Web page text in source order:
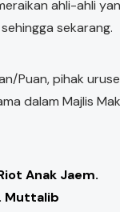
ahli-ahli
sekarang.
Puan, pihak
dalam Majlis
Anak Jaem.
Muttalib